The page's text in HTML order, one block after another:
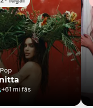
Pop
+61 mi fãs